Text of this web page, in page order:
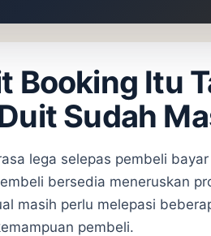
Booking Itu
Sudah
lega selepas pembeli
bersedia meneruskan
masih perlu melepasi
pembeli.